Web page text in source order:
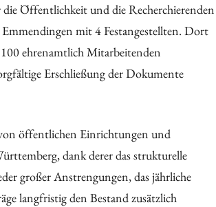
Öffentlichkeit und die Recherchierenden
mit 4 Festangestellten. Dort
ehrenamtlich Mitarbeitenden
Erschließung der Dokumente
öffentlichen Einrichtungen und
dank derer das strukturelle
großer Anstrengungen, das jährliche
langfristig den Bestand zusätzlich